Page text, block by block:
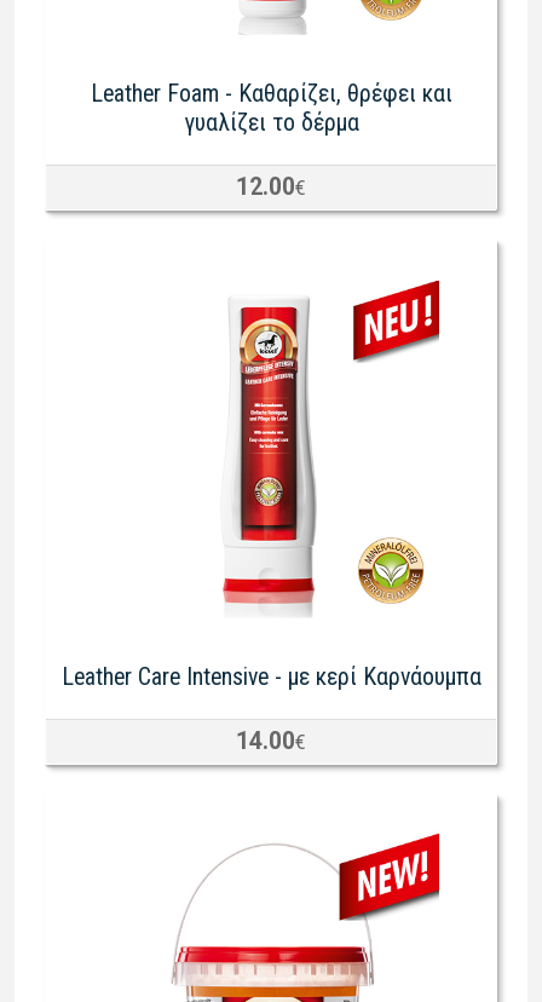
Leather Foam - Καθαρίζει, θρέφει και
γυαλίζει το δέρμα
12.00€
Leather Care Intensive - με κερί Καρνάουμπα
14.00€